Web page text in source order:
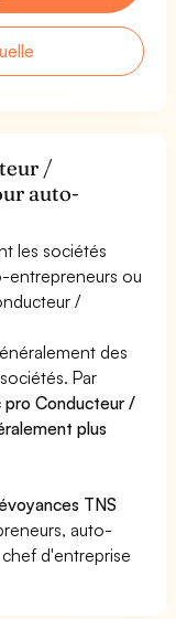
/
auto-
les sociétés
entrepreneurs ou
/
des
Par
pro Conducteur /
plus
TNS
auto-
d'entreprise